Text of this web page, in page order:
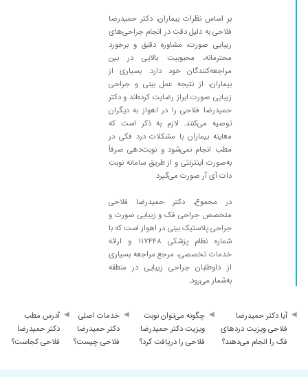
بر اساس نظرات بیماران، دکتر حمیدرضا
فلاحی به دلیل دقت در انجام جراحی‌های
زیبایی صورت، مشاوره دقیق و برخورد
محترمانه، محبوبیت بالایی در بین
مراجعه‌کنندگان خود دارد. بسیاری از
بیماران، از نتیجه عمل بینی و جراحی
زیبایی صورت ابراز رضایت کرده‌اند و دکتر
حمیدرضا فلاحی را در اهواز به دیگران
توصیه می‌کنند. لازم به ذکر است که
معاینه بیماران با مشکلات درد فکی در
مطب انجام نمی‌شود و نوبت‌دهی صرفاً
به‌صورت اینترنتی و از طریق سامانه نوبت
دات آی آر صورت می‌گیرد.
در مجموع، دکتر حمیدرضا فلاحی
متخصص جراحی فک و زیبایی صورت و
جراحی پلاستیک بینی در اهواز است که با
شماره نظام پزشکی ۱۱۷۴۴۸ و ارائه
خدمات تخصصی، مرجع مراجعه بسیاری
از داوطلبان جراحی زیبایی در منطقه
به‌شمار می‌رود.
آیا دکتر حمیدرضا
فلاحی ویزیت دردهای
فک را انجام می‌دهند؟
چگونه می‌توان نوبت
ویزیت دکتر حمیدرضا
فلاحی را دریافت کرد؟
خدمات اصلی
دکتر حمیدرضا
فلاحی چیست؟
آدرس مطب
دکتر حمیدرضا
فلاحی کجاست؟